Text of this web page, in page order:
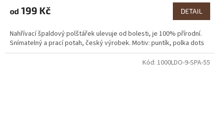
od 199 Kč DETAIL
Nahřívací špaldový polštářek ulevuje od bolesti, je 100% přírodní.
Snímatelný a prací potah, český výrobek. Motiv: puntík, polka dots
Kód: 1000LDO-9-SPA-55